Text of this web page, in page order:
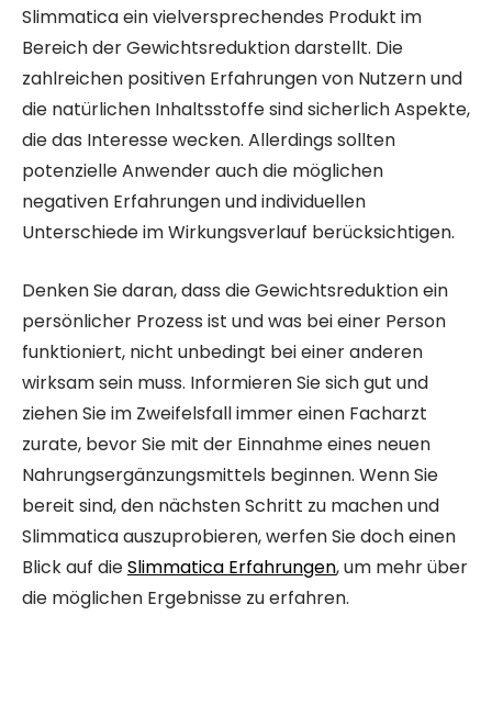
Slimmatica ein vielversprechendes Produkt im
Bereich der Gewichtsreduktion darstellt. Die
zahlreichen positiven Erfahrungen von Nutzern und
die natürlichen Inhaltsstoffe sind sicherlich Aspekte,
die das Interesse wecken. Allerdings sollten
potenzielle Anwender auch die möglichen
negativen Erfahrungen und individuellen
Unterschiede im Wirkungsverlauf berücksichtigen.
Denken Sie daran, dass die Gewichtsreduktion ein
persönlicher Prozess ist und was bei einer Person
funktioniert, nicht unbedingt bei einer anderen
wirksam sein muss. Informieren Sie sich gut und
ziehen Sie im Zweifelsfall immer einen Facharzt
zurate, bevor Sie mit der Einnahme eines neuen
Nahrungsergänzungsmittels beginnen. Wenn Sie
bereit sind, den nächsten Schritt zu machen und
Slimmatica auszuprobieren, werfen Sie doch einen
Blick auf dieSlimmatica Erfahrungen, um mehr über
die möglichen Ergebnisse zu erfahren.